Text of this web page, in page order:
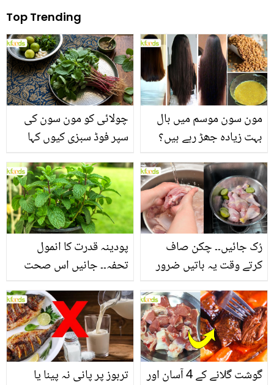
Top Trending
چولائی کو مون سون کی
سپر فوڈ سبزی کیوں کہا
منرلز اور اینٹی آکسیڈنٹس
سے بھرپور اس سبزی کے
فائدے
مون سون موسم میں بال
بہت زیادہ جھڑ رہے ہیں؟
بنانے کے چند قدرتی طریقے
پودینہ قدرت کا انمول
تحفہ۔۔ جانیں اس صحت
انگیز طبی فوائد
رُک جائیں۔۔ چکن صاف
کرتے وقت یہ باتیں ضرور
تربوز پر پانی نہ پینا یا
گوشت گلانے کے 4 آسان اور